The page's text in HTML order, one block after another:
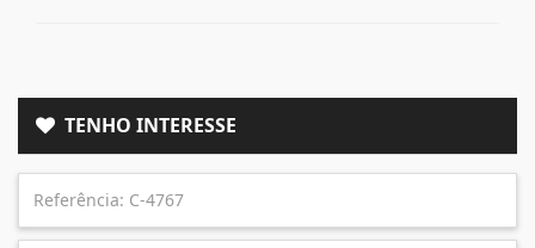
TENHO INTERESSE